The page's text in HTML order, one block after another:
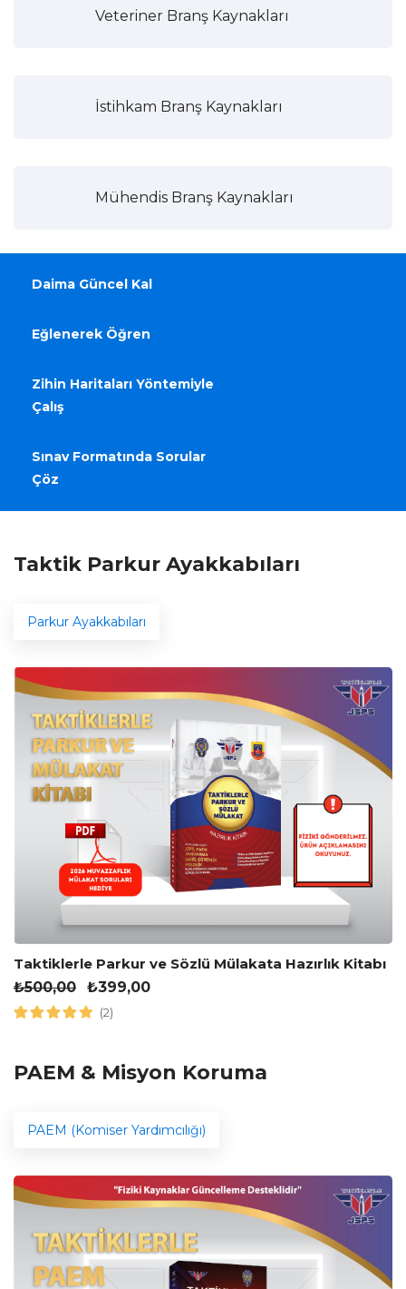
Veteriner Branş Kaynakları
İstihkam Branş Kaynakları
Mühendis Branş Kaynakları
Daima Güncel Kal
Eğlenerek Öğren
Zihin Haritaları Yöntemiyle
Çalış
Sınav Formatında Sorular
Çöz
Taktik Parkur Ayakkabıları
Parkur Ayakkabıları
Taktiklerle Parkur ve Sözlü Mülakata Hazırlık Kitabı
₺500,00 ₺399,00
(2)
PAEM & Misyon Koruma
PAEM (Komiser Yardımcılığı)